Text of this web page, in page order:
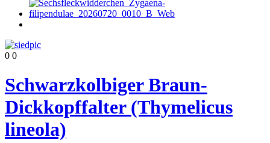
0 0
Schwarzkolbiger Braun-
Dickkopffalter (Thymelicus
lineola)